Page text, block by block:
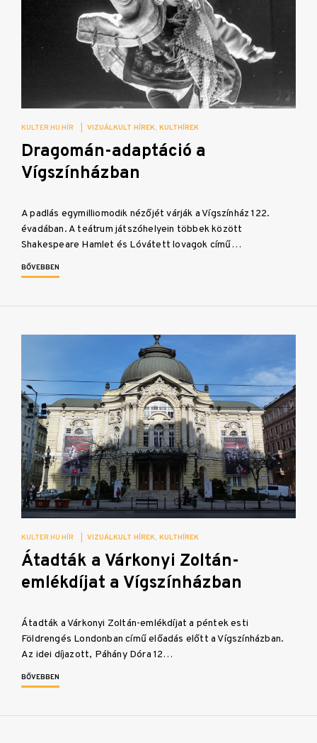
KULTER.HU HÍR VIZUÁLKULT HÍREK KULTHÍREK
Dragomán-adaptáció a
Vígszínházban
A padlás egymilliomodik nézőjét várják a Vígszínház 122.
évadában. A teátrum játszóhelyein többek között
Shakespeare Hamlet és Lóvátett lovagok című…
BŐVEBBEN
KULTER.HU HÍR VIZUÁLKULT HÍREK KULTHÍREK
Átadták a Várkonyi Zoltán-
emlékdíjat a Vígszínházban
Átadták a Várkonyi Zoltán-emlékdíjat a péntek esti
Földrengés Londonban című előadás előtt a Vígszínházban.
Az idei díjazott, Páhány Dóra 12…
BŐVEBBEN